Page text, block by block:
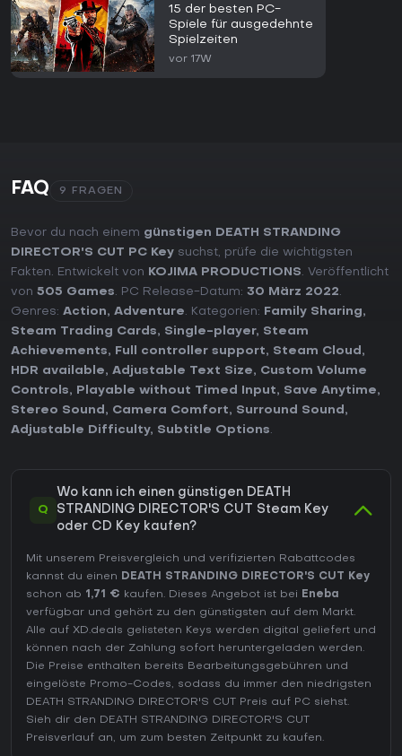
15 der besten PC-
Spiele für ausgedehnte
Spielzeiten
vor 17W
FAQ 9 FRAGEN
Bevor du nach einem günstigen DEATH STRANDING
DIRECTOR'S CUT PC Key suchst, prüfe die wichtigsten
Fakten. Entwickelt von
KOJIMA PRODUCTIONS. Veröffentlicht
von 505 Games. PC Release-Datum: 30 März 2022.
Genres: Action, Adventure. Kategorien: Family Sharing,
Steam Trading Cards, Single-player, Steam
Achievements, Full controller support, Steam Cloud ,
HDR available, Adjustable Text Size, Custom Volume
Controls, Playable without Timed Input, Save Anytime,
Stereo Sound , Camera Comfort, Surround Sound ,
Adjustable Difficulty, Subtitle Options.
Q
Wo kann ich einen günstigen DEATH
STRANDING DIRECTOR'S CUT Steam Key
oder CD Key kaufen?
Mit unserem Preisvergleich und verifizierten Rabattcodes
kannst du einen DEATH STRANDING DIRECTOR'S CUT Key
schon ab 1,71 € kaufen. Dieses Angebot ist bei Eneba
verfügbar und gehört zu den günstigsten auf dem Markt.
Alle auf XD.deals gelisteten Keys werden digital geliefert und
können nach der Zahlung sofort heruntergeladen werden.
Die Preise enthalten bereits Bearbeitungsgebühren und
eingelöste Promo-Codes, sodass du immer den niedrigsten
DEATH STRANDING DIRECTOR'S CUT Preis auf PC siehst.
Sieh dir den DEATH STRANDING DIRECTOR'S CUT
Preisverlauf an, um zum besten Zeitpunkt zu kaufen.